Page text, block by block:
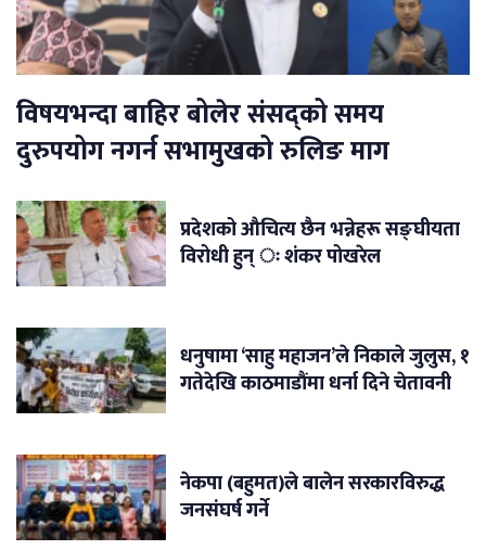
विषयभन्दा बाहिर बोलेर संसद्को समय
दुरुपयोग नगर्न सभामुखको रुलिङ माग
प्रदेशको औचित्य छैन भन्नेहरू सङ्घीयता
विरोधी हुन् ः शंकर पोखरेल
धनुषामा ‘साहु महाजन’ले निकाले जुलुस, १
गतेदेखि काठमाडौंमा धर्ना दिने चेतावनी
नेकपा (बहुमत)ले बालेन सरकारविरुद्ध
जनसंघर्ष गर्ने